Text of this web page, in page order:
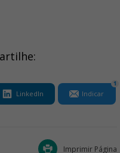
LinkedIn Indicar
1
Imprimir Página